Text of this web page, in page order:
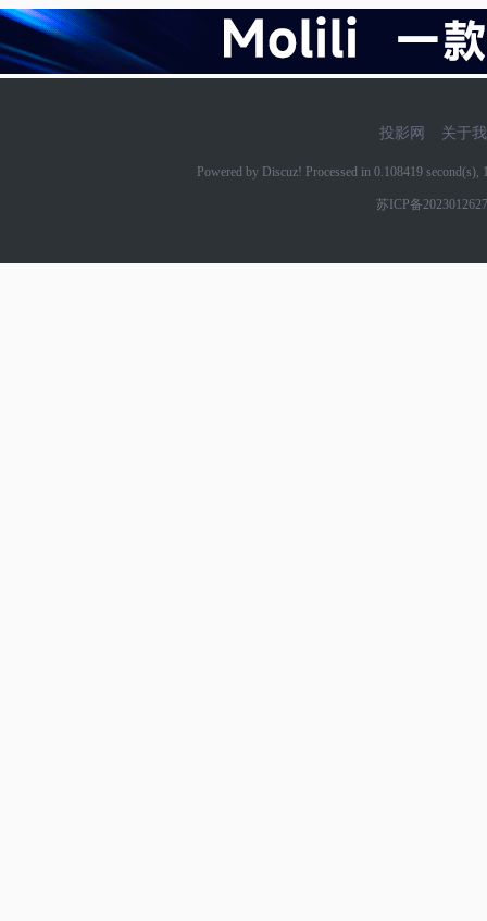
投影网 关于
Powered by Discuz! Processed in 0.108419
苏ICP备